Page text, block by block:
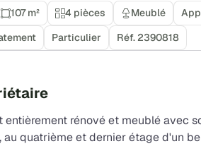
107 m² 4 pièces Meublé
Particulier Réf. 2390818
entièrement rénové et meublé avec
au quatrième et dernier étage d'un